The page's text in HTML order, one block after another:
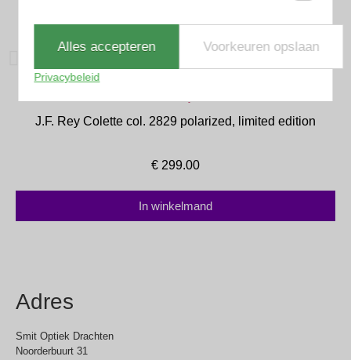
J.F. Rey Colette col. 2829 polarized, limited edition
€ 299.00
In winkelmand
Adres
Smit Optiek Drachten
Noorderbuurt 31
Alles accepteren Voorkeuren opslaan
Privacybeleid